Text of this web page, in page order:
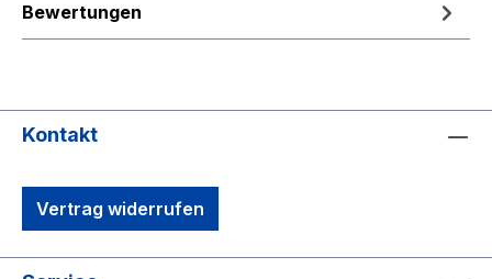
Bewertungen
Kontakt
Vertrag widerrufen